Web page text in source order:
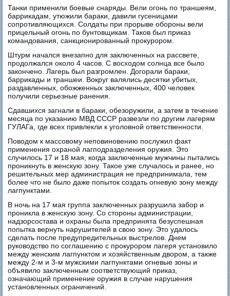
Танки применили боевые снаряды. Вели огонь по траншеям,
баррикадам, утюжили бараки, давили гусеницами
сопротивляющихся. Солдаты при прорыве обороны вели
прицельный огонь по бунтовщикам. Таков был приказ
командования, санкционированный прокурором.
Штурм начался внезапно для заключенных на рассвете,
продолжался около 4 часов. С восходом солнца все было
закончено. Лагерь был разгромлен. Догорали бараки,
баррикады и траншеи. Вокруг валялись десятки убитых,
раздавленных, обожженных заключенных, 400 человек
получили серьезные ранения.
Сдавшихся загнали в бараки, обезоружили, а затем в течение
месяца по указанию МВД СССР развезли по другим лагерям
ГУЛАГа, где всех привлекли к уголовной ответственности.
Поводом к массовому неповиновению послужил факт
применения охраной лагподразделения оружия. Это
случилось 17 и 18 мая, когда заключенные мужчины пытались
проникнуть в женскую зону. Такое уже случалось и ранее, но
решительных мер администрация не предпринимала, тем
более что не было даже попыток создать огневую зону между
лагпунктами.
В ночь на 17 мая группа заключенных разрушила забор и
проникла в женскую зону. Со стороны администрации,
надзорсостава и охраны была предпринята безуспешная
попытка вернуть нарушителей в свою зону. Это удалось
сделать после предупредительных выстрелов. Днем
руководство по соглашению с прокурором лагеря установило
между женским лагпунктом и хозяйственным двором, а также
между 2-м и 3-м мужскими лагпунктами огневые зоны и
объявило заключенным соответствующий приказ,
означающий применение оружия в случае нарушения
установленных ограничений.